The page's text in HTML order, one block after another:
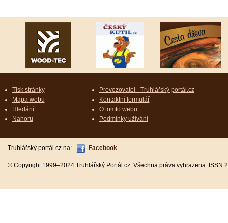
Tisk stránky
Mapa webu
Hledání
Nahoru
Provozovatel - Truhlářský portál.cz
Kontaktní formulář
O tomto webu
Podmínky užívání
Truhlářský portál.cz na: Facebook
© Copyright 1999–2024 Truhlářský Portál.cz. Všechna práva vyhrazena.